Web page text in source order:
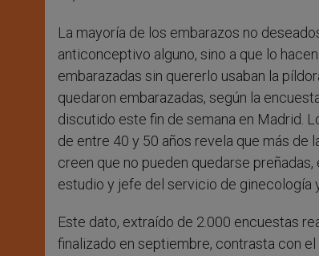
La mayoría de los embarazos no
anticonceptivo alguno, sino a que lo
embarazadas sin quererlo usaban la
quedaron embarazadas, según la
discutido este fin de semana en Madrid.
de entre 40 y 50 años revela que más de
creen que no pueden quedarse
estudio y jefe del servicio de ginecología
Este dato, extraído de 2.000 encuestas
finalizado en septiembre, contrasta con